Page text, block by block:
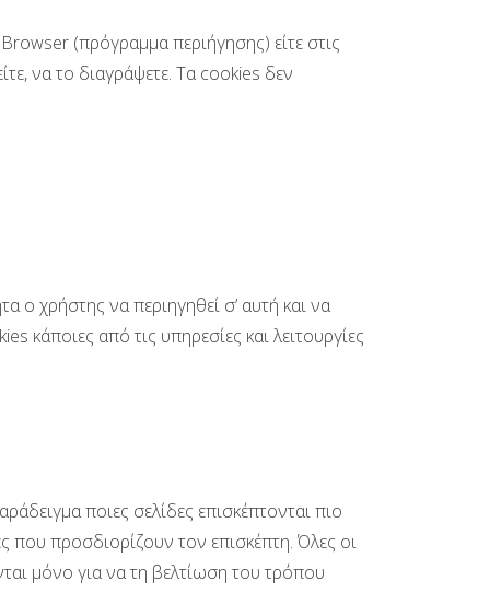
(πρόγραμμα περιήγησης) είτε στις
να το διαγράψετε. Τα cookies δεν
ο χρήστης να περιηγηθεί σ’ αυτή και να
κάποιες από τις υπηρεσίες και λειτουργίες
ποιες σελίδες επισκέπτονται πιο
προσδιορίζουν τον επισκέπτη. Όλες οι
μόνο για να τη βελτίωση του τρόπου